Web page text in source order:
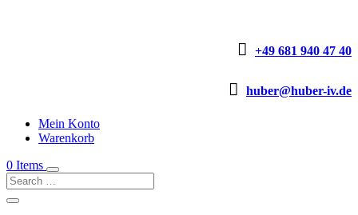
 +49 681 940 47 40
 huber@huber-iv.de
Mein Konto
Warenkorb
0 Items